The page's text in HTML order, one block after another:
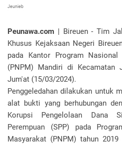
Jeunieb
Peunawa.com | Bireuen - Tim
Khusus Kejaksaan Negeri
pada Kantor Program Nasional
(PNPM) Mandiri di Kecamatan
Jum'at (15/03/2024).
Penggeledahan dilakukan untuk
alat bukti yang berhubungan
Korupsi Pengelolaan Dana
Perempuan (SPP) pada
Masyarakat (PNPM) tahun